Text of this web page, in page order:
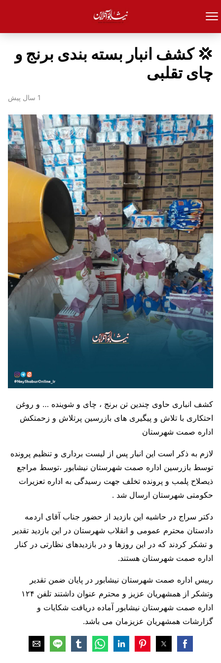
💢 کشف انبار بسته بندی برنج و
چای تقلبی
1 سال پیش
کشف انباری حاوی چندین تن برنج ، چای و شوینده … و روغن
احتکاری با تلاش و پیگیری های بازرسین پرتلاش و زحمتکش
اداره صمت شهرستان
لازم به ذکر است این انبار پس از لیست برداری و تنظیم پرونده
توسط بازرسین اداره صمت شهرستان نیشابور ،توسط مراجع
ذیصلاح پلمب و پرونده تخلف جهت رسیدگی به اداره تعزیرات
حکومتی شهرستان ارسال شد .
دکتر سراج در حاشیه این بازدید از حضور جناب آقای اردمه
دادستان محترم عمومی و انقلاب شهرستان در این بازدید تقدیر
و تشکر کردند که در این روزها و در بازدیدهای نظارتی در کنار
اداره صمت شهرستان هستند.
رییس اداره صمت شهرستان نیشابور در پایان ضمن تقدیر
وتشکر از همشهریان عزیز و محترم عنوان داشتند تلفن ۱۲۴
اداره صمت شهرستان نیشابور آماده دریافت شکایات و
گزارشات همشهریان عزیزمان می باشد.